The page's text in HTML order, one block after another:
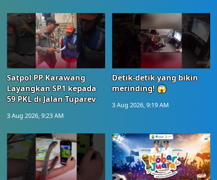
Satpol PP Karawang
Layangkan SP1 kepada
59 PKL di Jalan Tuparev
3 Aug 2026, 9:23 AM
Detik-detik yang bikin
merinding! 😱
3 Aug 2026, 9:19 AM